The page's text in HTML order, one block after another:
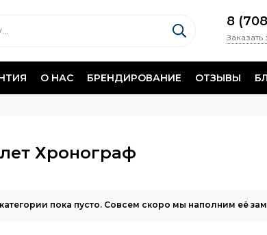
8
О НАС БРЕНДИРОВАНИЕ ОТЗЫВЫ
Хронограф
пока пусто. Совсем скоро мы наполним её